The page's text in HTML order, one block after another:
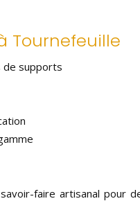
Tournefeuille
supports
faire artisanal pour